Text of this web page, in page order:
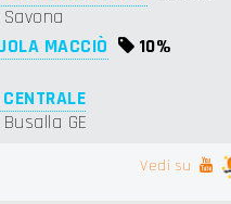
MACCIÒ
10%
GE
Vedi su